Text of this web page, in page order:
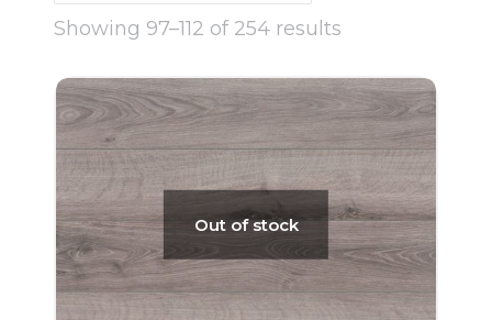
Showing 97–112 of 254 results
Out of stock